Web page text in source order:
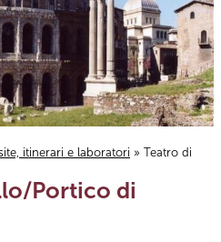
itinerari e laboratori » Teatro di
Portico di